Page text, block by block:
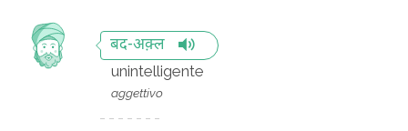
बद-अक़्ल
unintelligente
aggettivo